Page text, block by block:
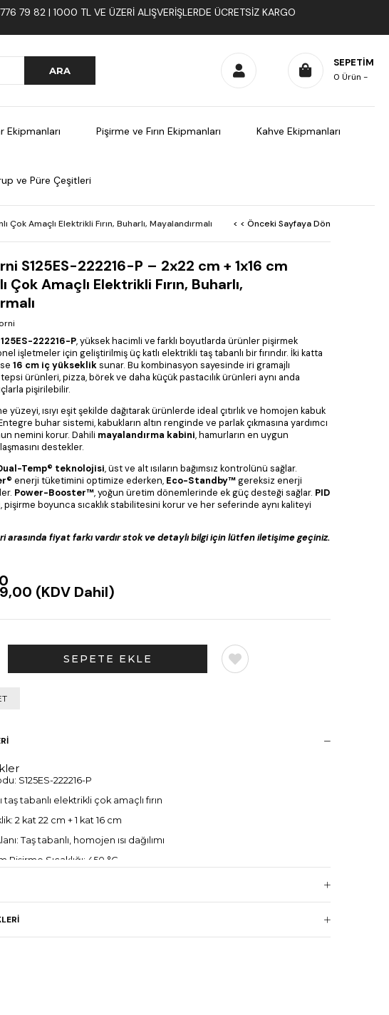
79 82 | 1000 TL VE ÜZERI ALIŞVERIŞLERDE ÜCRETSIZ KARGO
SEPETIM
0 Ürün
Ekipmanları Pişirme ve Fırın Ekipmanları Kahve Ekipmanları
ve Püre Çeşitleri
Amaçlı Elektrikli Fırın, Buharlı, Mayalandırmalı < < Önceki Sayfaya Dön
S125ES-222216-P – 2x22 cm + 1x16 cm
Çok Amaçlı Elektrikli Fırın, Buharlı,
222216-P, yüksek hacimli ve farklı boyutlarda ürünler pişirmek
işletmeler için geliştirilmiş üç katlı elektrikli taş tabanlı bir fırındır. İki katta
16 cm iç yüksekliksunar. Bu kombinasyon sayesinde iri gramajlı
ürünleri, pizza, börek ve daha küçük pastacılık ürünleri aynı anda
pişirilebilir.
yüzeyi, ısıyı eşit şekilde dağıtarak ürünlerde ideal çıtırlık ve homojen kabuk
buhar sistemi, kabukların altın renginde ve parlak çıkmasına yardımcı
nemini korur. Dahili mayalandırma kabini, hamurların en uygun
destekler.
Temp® teknolojisi, üst ve alt ısıların bağımsız kontrolünü sağlar.
enerji tüketimini optimize ederken, Eco-Standby™gereksiz enerji
Power-Booster™, yoğun üretim dönemlerinde ek güç desteği sağlar. PID
, pişirme boyunca sıcaklık stabilitesini korur ve her seferinde aynı kaliteyi
arasında fiyat farkı vardır stok ve detaylı bilgi için lütfen iletişime geçiniz.
(KDV Dahil)
S125ES-222216-P
taş tabanlı elektrikli çok amaçlı fırın
2 kat 22 cm + 1 kat 16 cm
Taş tabanlı, homojen ısı dağılımı
Pişirme Sıcaklığı: 450 °C
Entegre buharlı pişirme
Entegre proofer
Dual-Temp® (üst/alt bağımsız kontrol)
Adaptive-Power®, Eco-Standby™
uygulaması ile uzaktan erişim